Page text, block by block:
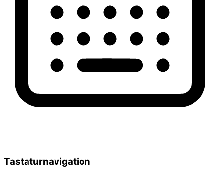
Tastaturnavigation